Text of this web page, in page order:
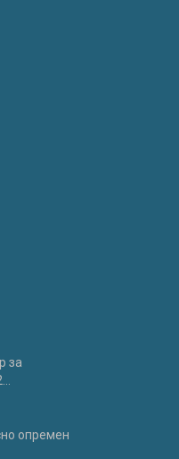
за
опремен